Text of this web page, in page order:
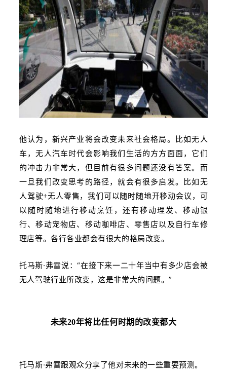
他认为，新兴产业将会改变未来社会格局。比如无人
车，无人汽车时代会影响我们生活的方方面面，它们
的冲击力非常大，
但目前有很多问题还没有答案。而
一旦我们改变思考的路径，就会有很多启发。比如无
人驾驶+无人零售，我们可以随时随地开移动会议，可
以随时随地进行移动烹饪，还有移动理发、移动银
行、移动宠物店、移动咖啡店、零售店以及自行车修
理店等。各行各业都会有很大的格局改变。
托马斯·弗雷说：“在接下来一二十年当中有多少店会被
无人驾驶行业所改变，这是非常大的问题。”
未来20年将比任何时期的改变都大
托马斯·弗雷跟观众分享了他对未来的一些重要预测。